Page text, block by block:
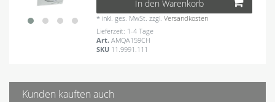
In den Warenkorb
* inkl. ges. MwSt. zzgl.Versandkosten
Lieferzeit: 1-4 Tage
Art.AMQA159CH
SKU 11.9991.111
Kunden kauften auch